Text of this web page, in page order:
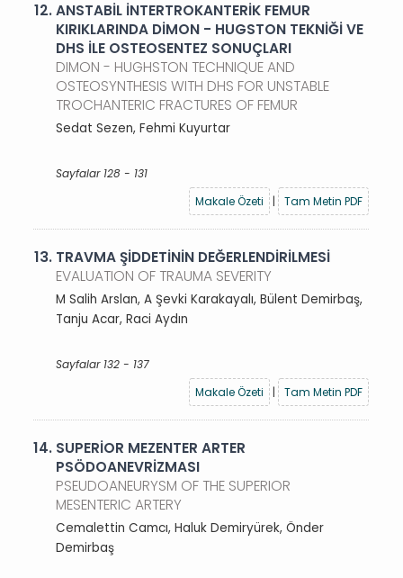
12.ANSTABİL İNTERTROKANTERİK FEMUR
KIRIKLARINDA DİMON - HUGSTON TEKNİĞİ VE
DHS İLE OSTEOSENTEZ SONUÇLARI
DIMON - HUGHSTON TECHNIQUE AND
OSTEOSYNTHESIS WITH DHS FOR UNSTABLE
TROCHANTERIC FRACTURES OF FEMUR
Sedat Sezen, Fehmi Kuyurtar
Sayfalar 128 - 131
Makale Özeti
| Tam Metin PDF
13. TRAVMA ŞİDDETİNİN DEĞERLENDİRİLMESİ
EVALUATION OF TRAUMA SEVERITY
M Salih Arslan, A Şevki Karakayalı, Bülent Demirbaş,
Tanju Acar, Raci Aydın
Sayfalar 132 - 137
Makale Özeti
| Tam Metin PDF
14. SUPERİOR MEZENTER ARTER
PSÖDOANEVRİZMASI
PSEUDOANEURYSM OF THE SUPERIOR
MESENTERIC ARTERY
Cemalettin Camcı, Haluk Demiryürek, Önder
Demirbaş